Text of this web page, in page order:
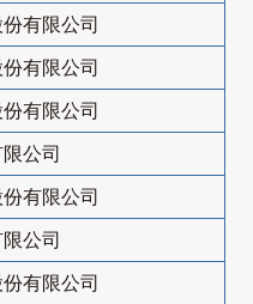
有限公司
有限公司
有限公司
公司
有限公司
公司
有限公司